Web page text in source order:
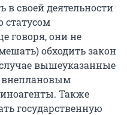
своей деятельности
статусом
говоря, они не
обходить закон
вышеуказанные
внеплановым
Также
государственную